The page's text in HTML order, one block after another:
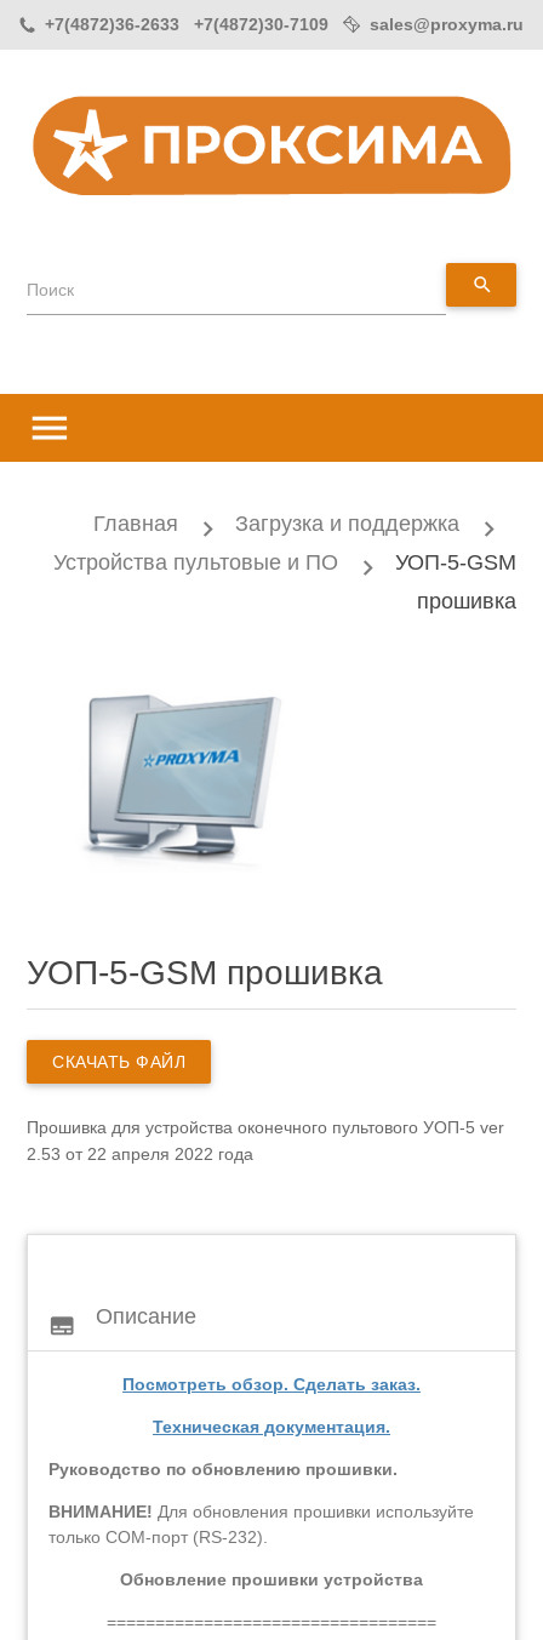
+7(4872)36-2633 +7(4872)30-7109 sales@proxyma.ru
Поиск search
menu
Главная
Загрузка и поддержка
Устройства пультовые и ПО
УОП-5-GSM
прошивка
УОП-5-GSM прошивка
СКАЧАТЬ ФАЙЛ
Прошивка для устройства оконечного пультового УОП-5 ver
2.53 от 22 апреля 2022 года
subtitles Описание
Посмотреть обзор. Сделать заказ.
Техническая документация.
Руководство по обновлению прошивки.
ВНИМАНИЕ! Для обновления прошивки используйте
только COM-порт (RS-232).
Обновление прошивки устройства
==================================